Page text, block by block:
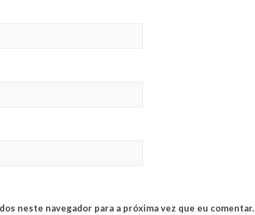
neste navegador para a próxima vez que eu comentar.